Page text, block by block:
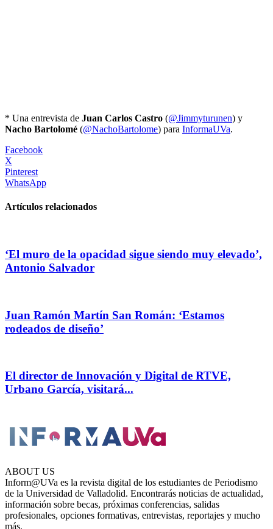
* Una entrevista de Juan Carlos Castro (@Jimmyturunen) y
Nacho Bartolomé (@NachoBartolome) para InformaUVa.
Facebook
X
Pinterest
WhatsApp
Artículos relacionados
‘El muro de la opacidad sigue siendo muy elevado’,
Antonio Salvador
Juan Ramón Martín San Román: ‘Estamos
rodeados de diseño’
El director de Innovación y Digital de RTVE,
Urbano García, visitará...
ABOUT US
Inform@UVa es la revista digital de los estudiantes de Periodismo
de la Universidad de Valladolid. Encontrarás noticias de actualidad,
información sobre becas, próximas conferencias, salidas
profesionales, opciones formativas, entrevistas, reportajes y mucho
más.